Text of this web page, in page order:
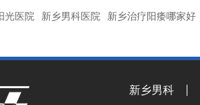
光医院 新乡男科医院 新乡治疗阳痿哪家好
新乡男科